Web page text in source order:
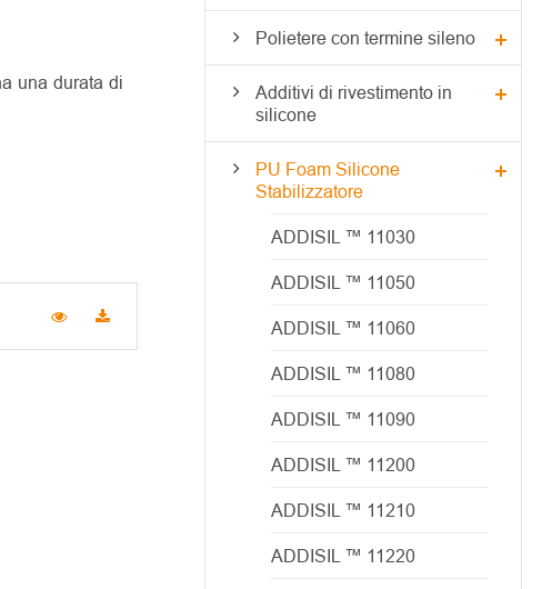
una durata di
Polietere con termine sileno
Additivi di rivestimento in
silicone
PU Foam Silicone
Stabilizzatore
ADDISIL ™ 11030
ADDISIL ™ 11050
ADDISIL ™ 11060
ADDISIL ™ 11080
ADDISIL ™ 11090
ADDISIL ™ 11200
ADDISIL ™ 11210
ADDISIL ™ 11220